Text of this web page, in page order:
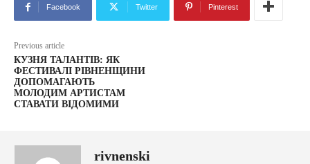
Facebook Twitter Pinterest
Previous article
КУЗНЯ ТАЛАНТІВ: ЯК
ФЕСТИВАЛІ РІВНЕНЩИНИ
ДОПОМАГАЮТЬ
МОЛОДИМ АРТИСТАМ
СТАВАТИ ВІДОМИМИ
rivnenski